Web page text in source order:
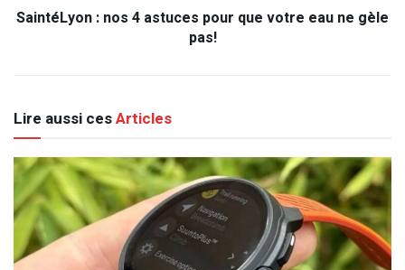
SaintéLyon : nos 4 astuces pour que votre eau ne gèle
pas!
Lire aussi cesArticles